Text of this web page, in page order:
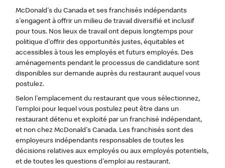
McDonald's du Canada et ses franchisés indépendants
s'engagent à offrir un milieu de travail diversifié et inclusif
pour tous. Nos lieux de travail ont depuis longtemps pour
politique d'offrir des opportunités justes, équitables et
accessibles à tous les employés et futurs employés. Des
aménagements pendant le processus de candidature sont
disponibles sur demande auprès du restaurant auquel vous
postulez.
Selon l'emplacement du restaurant que vous sélectionnez,
l'emploi pour lequel vous postulez peut être dans un
restaurant détenu et exploité par un franchisé indépendant,
et non chez McDonald's Canada. Les franchisés sont des
employeurs indépendants responsables de toutes les
décisions relatives aux employés ou aux employés potentiels,
et de toutes les questions d'emploi au restaurant.